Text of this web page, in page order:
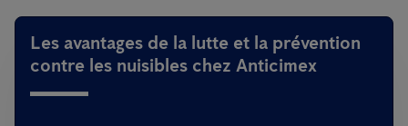
Les avantages de la lutte et la prévention
contre les nuisibles chez Anticimex